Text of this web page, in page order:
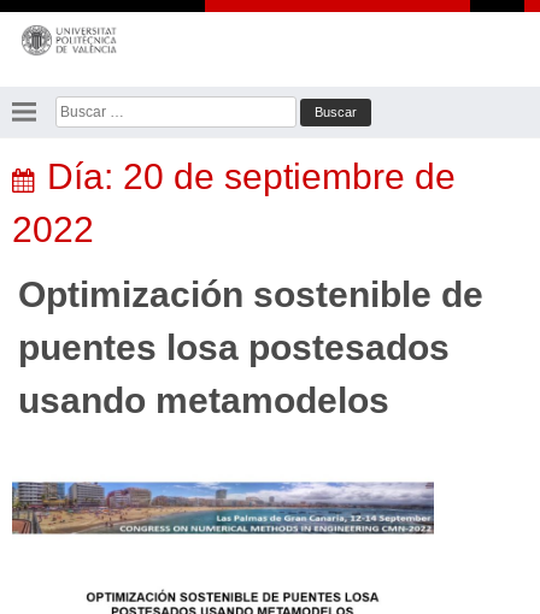
Saltar
contenido
Buscar:
Día: 20 de septiembre de
2022
Optimización sostenible de
puentes losa postesados
usando metamodelos